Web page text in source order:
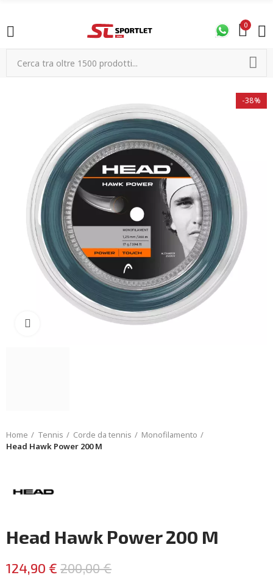
0
-38%
Home Tennis Corde da tennis
Monofilamento
Head Hawk Power 200 M
Head Hawk Power 200 M
124,90 € 200,00 €